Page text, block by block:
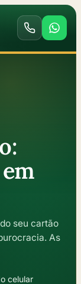
em
seu cartão
As
celular